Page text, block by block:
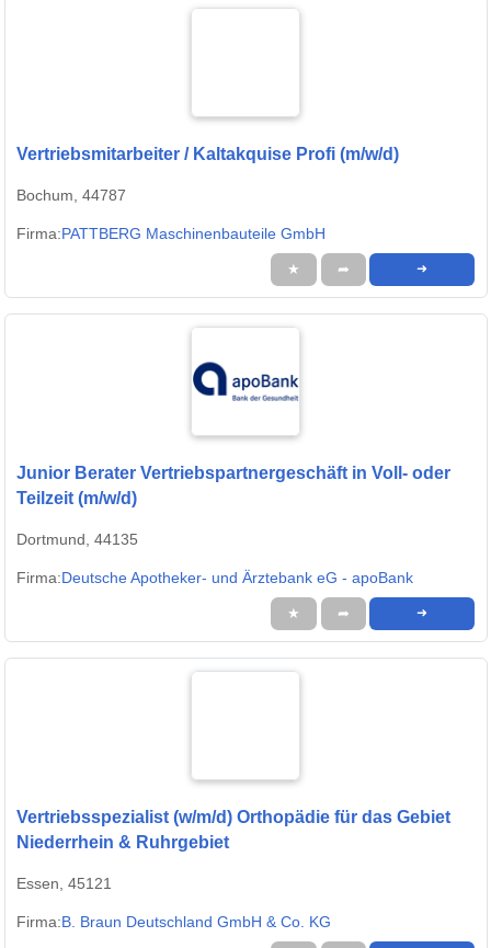
Vertriebsmitarbeiter / Kaltakquise Profi (m/w/d)
Bochum, 44787
Firma:PATTBERG Maschinenbauteile GmbH
★ ➦ ➜
Junior Berater Vertriebspartnergeschäft in Voll- oder
Teilzeit (m/w/d)
Dortmund, 44135
Firma:Deutsche Apotheker- und Ärztebank eG - apoBank
★ ➦ ➜
Vertriebsspezialist (w/m/d) Orthopädie für das Gebiet
Niederrhein & Ruhrgebiet
Essen, 45121
Firma:B. Braun Deutschland GmbH & Co. KG